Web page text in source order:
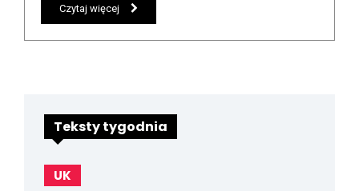
Czytaj więcej
Teksty tygodnia
UK